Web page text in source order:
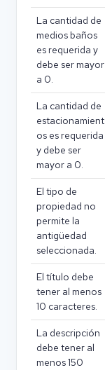
La cantidad de
medios baños
es requerida y
debe ser mayor
a 0.
La cantidad de
estacionamient
os es requerida
y debe ser
mayor a 0.
El tipo de
propiedad no
permite la
antigüedad
seleccionada.
El título debe
tener al menos
10 caracteres.
La descripción
debe tener al
menos 150